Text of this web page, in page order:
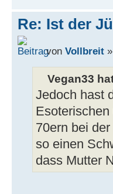
Re: Ist der
von Vollbreit
Vegan33
Jedoch hast
70ern bei
so einen
dass Mutter